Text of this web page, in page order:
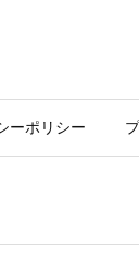
ーポリシー